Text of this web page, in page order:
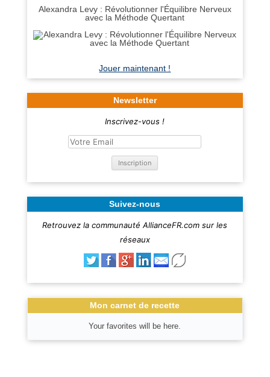
Alexandra Levy : Révolutionner l'Équilibre Nerveux
avec la Méthode Quertant
Jouer maintenant !
Newsletter
Inscrivez-vous !
Suivez-nous
Retrouvez la communauté AllianceFR.com sur les
réseaux
Mon carnet de recette
Your favorites will be here.